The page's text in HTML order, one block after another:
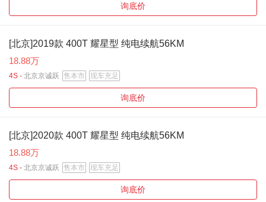
询底价
[北京]2019款 400T 耀星型 纯电续航56KM
18.88万
4S - 北京京诚跃 售本市 现车充足
询底价
[北京]2020款 400T 耀星型 纯电续航56KM
18.88万
4S - 北京京诚跃 售本市 现车充足
询底价